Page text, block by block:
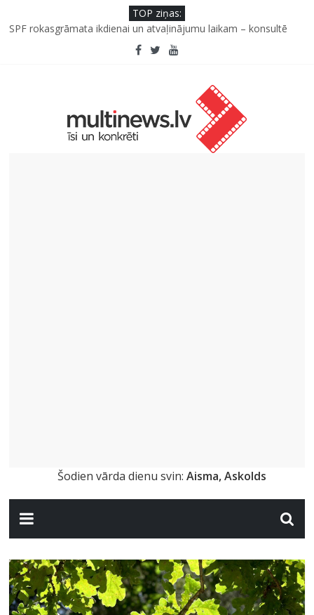
TOP ziņas:
Kad bērns atsakās no dārzeņiem: padomi un receptes, kas var
SPF rokasgrāmata ikdienai un atvaļinājumu laikam – konsultē
Iniciatīvā “Daru labu dabai” aicina palīdzēt atjaunot Jašas upes
Septiņas profesijas, kas izturēs mākslīgā intelekta laikmetu
Kāpēc padomju militāro mantojumu ir svarīgi izprast arī šodien
un kā to palīdz paveikt papildinātā realitāte
Šodien vārda dienu svin: Aisma, Askolds